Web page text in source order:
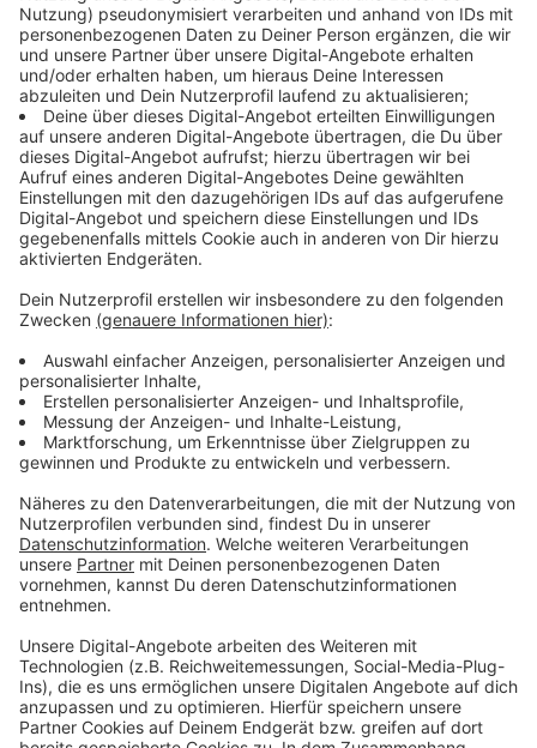
Anzeige
Fast die Hälfte der weiteren Buden und Trinkhallen
kann man bei einem Spaziergang in Unterbilk, Bilk,
Oberbilk und Friedrichstadt abklappern.
Anzeige
Hammer Büdchen mit am Start
Zum ersten Mal macht auch ein Büdchen in Hamm mit,
das "Hammer alles? Blääck Büdchen". Rund um das
Büdchen gibt es ein Nachbarschaftsfest.
Anzeige
Arne Klüh legt am Schillerplatz auf
Anzeige
In oder vor anderen Büdchen treten Musiker auf, es